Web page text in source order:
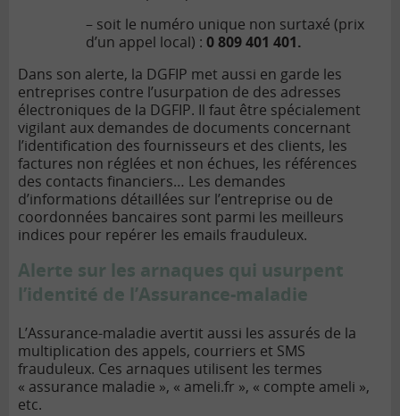
– soit le numéro unique non surtaxé (prix
d’un appel local) : 0 809 401 401.
Dans son alerte, la DGFIP met aussi en garde les
entreprises contre l’usurpation de des adresses
électroniques de la DGFIP. Il faut être spécialement
vigilant aux demandes de documents concernant
l’identification des fournisseurs et des clients, les
factures non réglées et non échues, les références
des contacts financiers… Les demandes
d’informations détaillées sur l’entreprise ou de
coordonnées bancaires sont parmi les meilleurs
indices pour repérer les emails frauduleux.
Alerte sur les arnaques qui usurpent
l’identité de l’Assurance-maladie
L’Assurance-maladie avertit aussi les assurés de la
multiplication des appels, courriers et SMS
frauduleux. Ces arnaques utilisent les termes
« assurance maladie », « ameli.fr », « compte ameli »,
etc.